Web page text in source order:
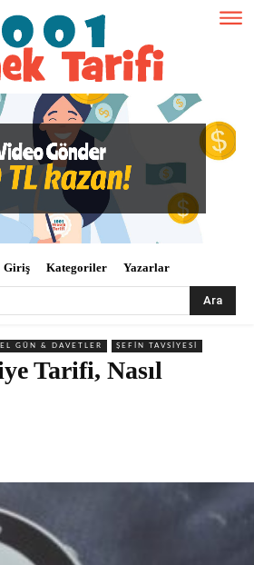
Giriş Kategoriler Yazarlar
Ara
GÜN & DAVETLER ŞEFIN TAVSIYESI
Tarifi, Nasıl